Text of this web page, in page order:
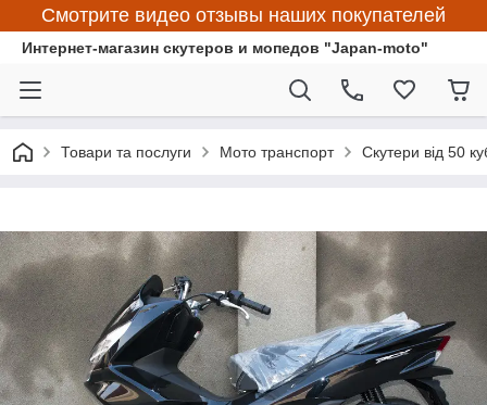
Смотрите видео отзывы наших покупателей
Интернет-магазин скутеров и мопедов "Japan-moto"
Товари та послуги Мото транспорт Скутери від 50